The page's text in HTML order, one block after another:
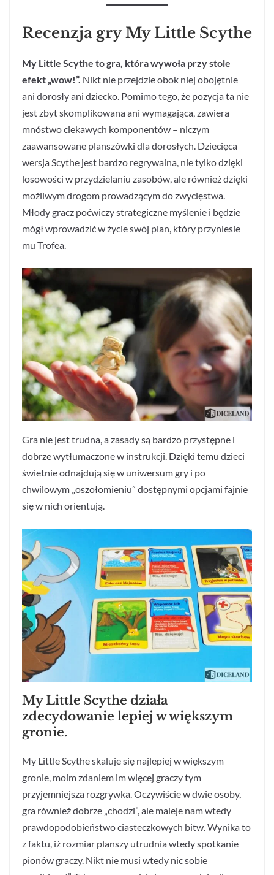
Recenzja gry My Little Scythe
My Little Scythe to gra, która wywoła przy stole
efekt „wow!”. Nikt nie przejdzie obok niej obojętnie
ani dorosły ani dziecko. Pomimo tego, że pozycja ta nie
jest zbyt skomplikowana ani wymagająca, zawiera
mnóstwo ciekawych komponentów – niczym
zaawansowane planszówki dla dorosłych. Dziecięca
wersja Scythe jest bardzo regrywalna, nie tylko dzięki
losowości w przydzielaniu zasobów, ale również dzięki
możliwym drogom prowadzącym do zwycięstwa.
Młody gracz poćwiczy strategiczne myślenie i będzie
mógł wprowadzić w życie swój plan, który przyniesie
mu Trofea.
Gra nie jest trudna, a zasady są bardzo przystępne i
dobrze wytłumaczone w instrukcji. Dzięki temu dzieci
świetnie odnajdują się w uniwersum gry i po
chwilowym „oszołomieniu” dostępnymi opcjami fajnie
się w nich orientują.
My Little Scythe działa
zdecydowanie lepiej w większym
gronie.
My Little Scythe skaluje się najlepiej w większym
gronie, moim zdaniem im więcej graczy tym
przyjemniejsza rozgrywka. Oczywiście w dwie osoby,
gra również dobrze „chodzi”, ale maleje nam wtedy
prawdopodobieństwo ciasteczkowych bitw. Wynika to
z faktu, iż rozmiar planszy utrudnia wtedy spotkanie
pionów graczy. Nikt nie musi wtedy nic sobie